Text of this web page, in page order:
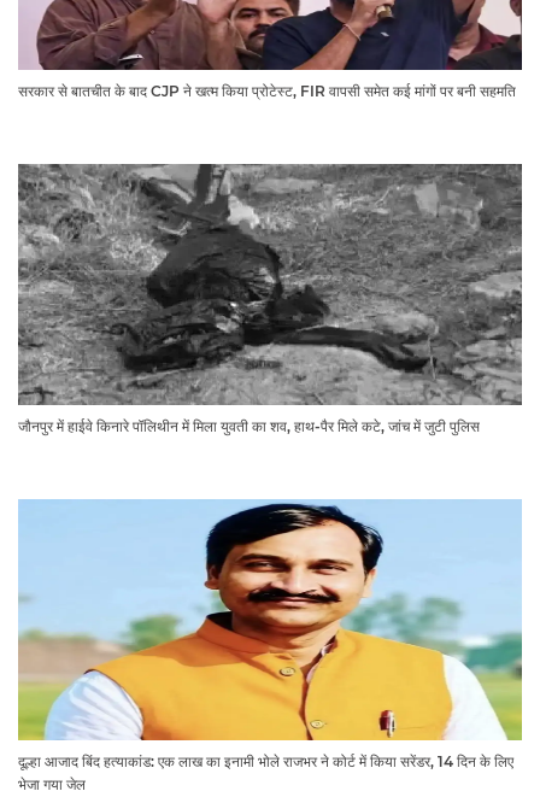
सरकार से बातचीत के बाद CJP ने खत्म किया प्रोटेस्ट, FIR वापसी समेत कई मांगों पर बनी सहमति
जौनपुर में हाईवे किनारे पॉलिथीन में मिला युवती का शव, हाथ-पैर मिले कटे, जांच में जुटी पुलिस
दूल्हा आजाद बिंद हत्याकांड: एक लाख का इनामी भोले राजभर ने कोर्ट में किया सरेंडर, 14 दिन के लिए
भेजा गया जेल